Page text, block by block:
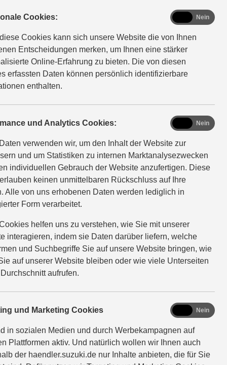
Cookies:
Cookies kann sich unsere Website die von Ihnen
Entscheidungen merken, um Ihnen eine stärker
Online-Erfahrung zu bieten. Die von diesen
erfassten Daten können persönlich identifizierbare
enthalten.
functional
Nein
und Analytics Cookies:
verwenden wir, um den Inhalt der Website zur
und um Statistiken zu internen Marktanalysezwecken
individuellen Gebrauch der Website anzufertigen. Diese
keinen unmittelbaren Rückschluss auf Ihre
Alle von uns erhobenen Daten werden lediglich in
Form verarbeitet.
helfen uns zu verstehen, wie Sie mit unserer
interagieren, indem sie Daten darüber liefern, welche
und Suchbegriffe Sie auf unsere Website bringen, wie
auf unserer Website bleiben oder wie viele Unterseiten
aufrufen.
analyticsNein
und Marketing Cookies
in sozialen Medien und durch Werbekampagnen auf
Plattformen aktiv. Und natürlich wollen wir Ihnen auch
der haendler.suzuki.de nur Inhalte anbieten, die für Sie
marketing
Nein